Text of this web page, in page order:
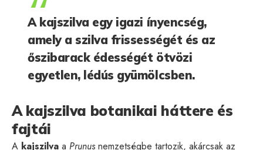
A kajszilva egy igazi ínyencség,
amely a szilva frissességét és az
őszibarack édességét ötvözi
egyetlen, lédús gyümölcsben.
A kajszilva botanikai háttere és
fajtái
A kajszilva a Prunusnemzetségbe tartozik, akárcsak az